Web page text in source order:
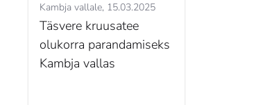
Kambja vallale 15.03.2025
Täsvere kruusatee
olukorra parandamiseks
Kambja vallas